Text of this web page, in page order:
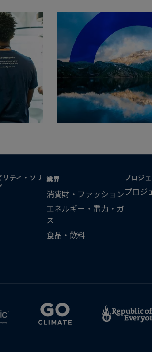
ティ・ソリ 業界
消費財・ファッション
エネルギー・電力・ガ
ス
食品・飲料
プロジ
プロジ